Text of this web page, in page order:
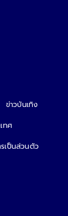
ข่าวบันเทิง
ทศ
เป็นส่วนตัว